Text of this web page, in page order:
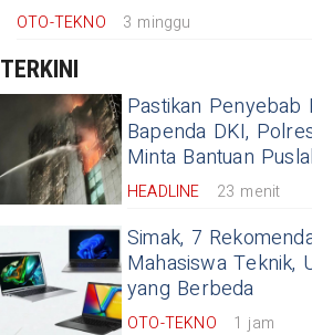
OTO-TEKNO 3 minggu
TERKINI
Pastikan Penyebab
Bapenda DKI,
Minta Bantuan
HEADLINE 23 menit
Simak, 7
Mahasiswa Teknik,
yang Berbeda
OTO-TEKNO 1 jam